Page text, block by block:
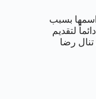
بسبب
لتقديم
تنال رضا